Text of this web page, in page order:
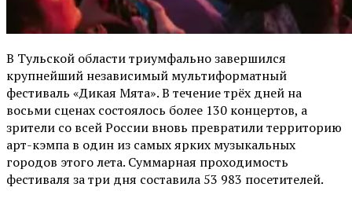
В Тульской области триумфально завершился
крупнейший независимый мультиформатный
фестиваль «Дикая Мята». В течение трёх дней на
восьми сценах состоялось более 130 концертов, а
зрители со всей России вновь превратили территорию
арт-кэмпа в один из самых ярких музыкальных
городов этого лета. Суммарная проходимость
фестиваля за три дня составила 53 983 посетителей.